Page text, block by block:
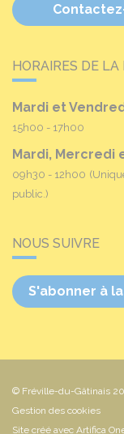
HORAIRES DE LA
Mardi et
15h00 - 17h00
Mardi, Mercredi
09h30 - 12h00
public.)
NOUS SUIVRE
S'abonner à
© Fréville-du-Gâtinais
Gestion des cookies
Site créé avec Artifica